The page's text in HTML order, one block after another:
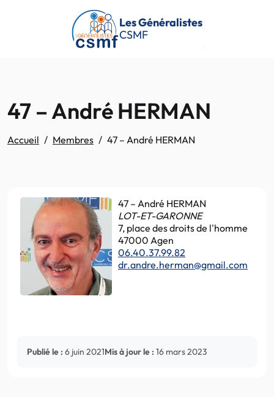
Passer au contenu principal
Les Généralistes
CSMF
47 – André HERMAN
Accueil Membres 47 – André HERMAN
47 – André HERMAN
LOT-ET-GARONNE
7, place des droits de l'homme
47000 Agen
06.40.37.99.82
dr.andre.herman@gmail.com
Publié le : 6 juin 2021Mis à jour le : 16 mars 2023